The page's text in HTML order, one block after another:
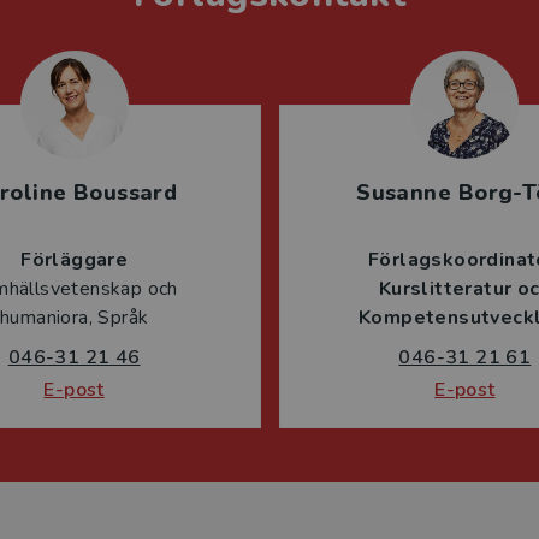
Boussard
Förläggare
och
humaniora, Språk
046-31 21 46
E-post
Susanne Borg-
Kurslitteratur
046-31 21 61
E-post